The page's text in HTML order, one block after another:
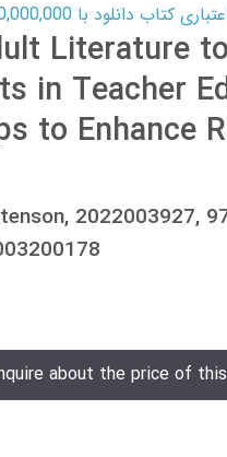
دانلود با 10,000,000 اعتبار دانلود کتاب! کلیک کنید
Literature
in Teacher
to Enhance
2022003927,
about the price of